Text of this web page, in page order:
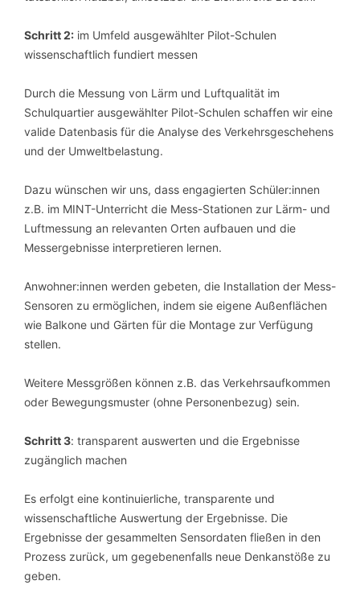
Schritt 2: im Umfeld ausgewählter Pilot-Schulen
wissenschaftlich fundiert messen
Durch die Messung von Lärm und Luftqualität im
Schulquartier ausgewählter Pilot-Schulen schaffen wir eine
valide Datenbasis für die Analyse des Verkehrsgeschehens
und der Umweltbelastung.
Dazu wünschen wir uns, dass engagierten Schüler:innen
z.B. im MINT-Unterricht die Mess-Stationen zur Lärm- und
Luftmessung an relevanten Orten aufbauen und die
Messergebnisse interpretieren lernen.
Anwohner:innen werden gebeten, die Installation der Mess-
Sensoren zu ermöglichen, indem sie eigene Außenflächen
wie Balkone und Gärten für die Montage zur Verfügung
stellen.
Weitere Messgrößen können z.B. das Verkehrsaufkommen
oder Bewegungsmuster (ohne Personenbezug) sein.
Schritt 3: transparent auswerten und die Ergebnisse
zugänglich machen
Es erfolgt eine kontinuierliche, transparente und
wissenschaftliche Auswertung der Ergebnisse. Die
Ergebnisse der gesammelten Sensordaten fließen in den
Prozess zurück, um gegebenenfalls neue Denkanstöße zu
geben.